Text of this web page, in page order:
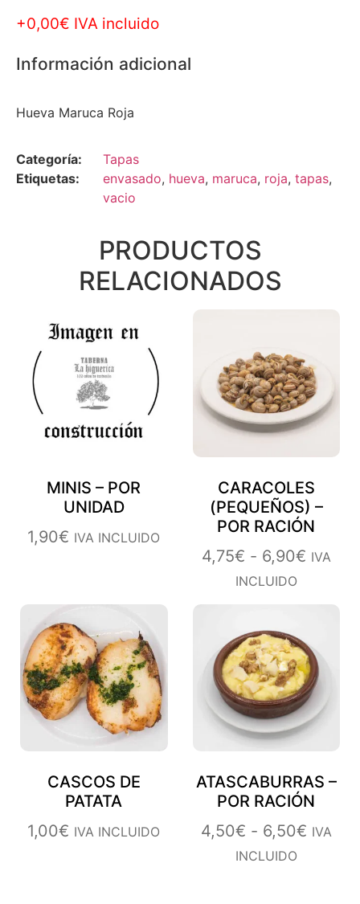
+0,00€ IVA incluido
Información adicional
Hueva Maruca Roja
Categoría:
Tapas
Etiquetas:
envasado, hueva, maruca, roja, tapas,
vacio
PRODUCTOS
RELACIONADOS
MINIS – POR
UNIDAD
1,90€ IVA INCLUIDO
CARACOLES
(PEQUEÑOS) –
POR RACIÓN
4,75€ - 6,90€ IVA
INCLUIDO
CASCOS DE
PATATA
1,00€ IVA INCLUIDO
ATASCABURRAS –
POR RACIÓN
4,50€ - 6,50€ IVA
INCLUIDO